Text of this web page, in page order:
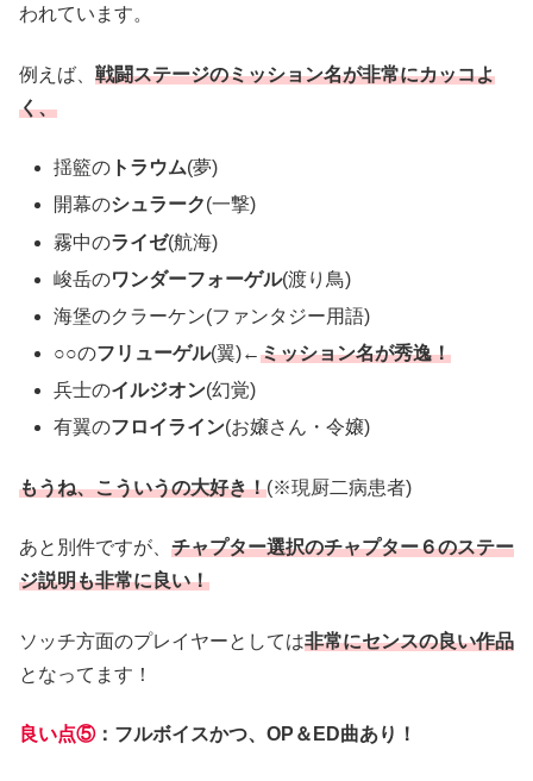
われています。
例えば、 戦闘ステージのミッション名が非常にカッコよ
く、
揺籃の トラウム(夢)
開幕のシュラーク(一撃)
霧中のライゼ(航海)
峻岳のワンダーフォーゲル(渡り鳥)
海堡のクラーケン(ファンタジー用語)
○○のフリューゲル(翼)←ミッション名が秀逸！
兵士のイルジオン(幻覚)
有翼のフロイライン(お嬢さん・令嬢)
もうね、こういうの大好き！(※現厨二病患者)
あと別件ですが、 チャプター選択のチャプター６のステー
ジ説明も非常に良い！
ソッチ方面のプレイヤーとしては非常にセンスの良い作品
となってます！
良い点⑤： フルボイスかつ、OP＆ED曲あり！